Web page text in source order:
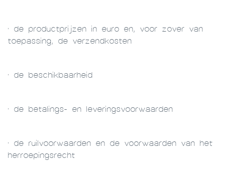
· de productprijzen in euro en, voor zover van
toepassing, de verzendkosten
· de beschikbaarheid
· de betalings- en leveringsvoorwaarden
· de ruilvoorwaarden en de voorwaarden van het
herroepingsrecht